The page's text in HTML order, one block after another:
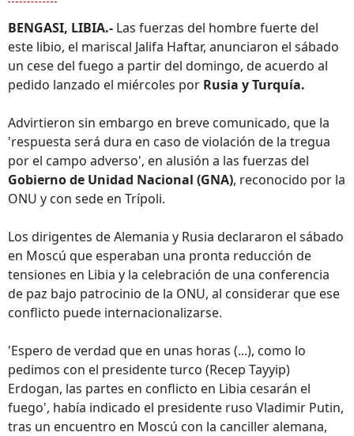
BENGASI, LIBIA.- Las fuerzas del hombre fuerte del
este libio, el mariscal Jalifa Haftar, anunciaron el sábado
un cese del fuego a partir del domingo, de acuerdo al
pedido lanzado el miércoles por Rusia y Turquía.
Advirtieron sin embargo en breve comunicado, que la
'respuesta será dura en caso de violación de la tregua
por el campo adverso', en alusión a las fuerzas del
Gobierno de Unidad Nacional (GNA), reconocido por la
ONU y con sede en Trípoli.
Los dirigentes de Alemania y Rusia declararon el sábado
en Moscú que esperaban una pronta reducción de
tensiones en Libia y la celebración de una conferencia
de paz bajo patrocinio de la ONU, al considerar que ese
conflicto puede internacionalizarse.
'Espero de verdad que en unas horas (...), como lo
pedimos con el presidente turco (Recep Tayyip)
Erdogan, las partes en conflicto en Libia cesarán el
fuego', había indicado el presidente ruso Vladimir Putin,
tras un encuentro en Moscú con la canciller alemana,